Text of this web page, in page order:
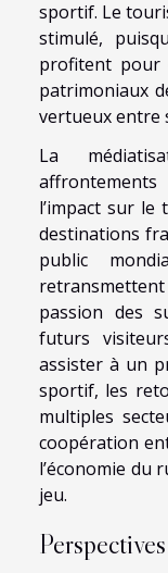
sportif. Le
stimulé,
profitent pour
patrimoniaux
vertueux entre
La
l’impact sur
destinations
public
retransmettent
passion des
futurs
assister à un
sportif, les
multiples
coopération
l’économie du
jeu.